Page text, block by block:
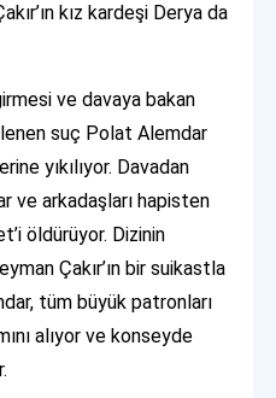
kız kardeşi Derya da
ve davaya bakan
suç Polat Alemdar
yıkılıyor. Davadan
ve arkadaşları hapisten
öldürüyor. Dizinin
Çakır’ın bir suikastla
tüm büyük patronları
alıyor ve konseyde